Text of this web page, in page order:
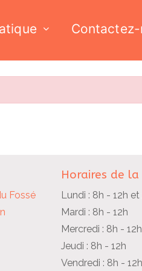
Contactez-
Fossé
Horaires de la
Lundi : 8h - 12h et
Mardi : 8h - 12h
Mercredi : 8h -
Jeudi : 8h - 12h
Vendredi : 8h -